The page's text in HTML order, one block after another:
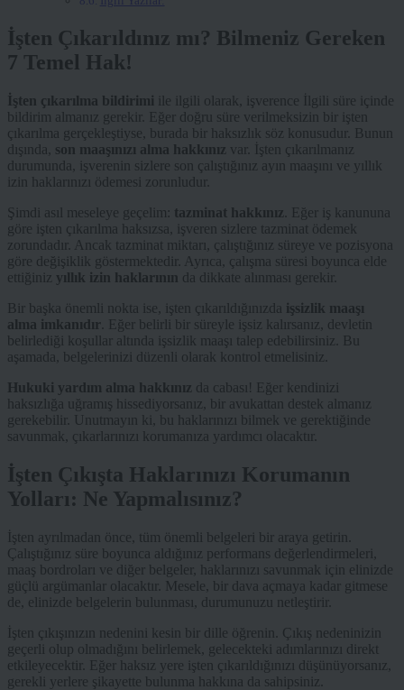
İşten Çıkarıldınız mı? Bilmeniz Gereken
7 Temel Hak!
İşten çıkarılma bildirimi ile ilgili olarak, işverence İlgili süre içinde
bildirim almanız gerekir. Eğer doğru süre verilmeksizin bir işten
çıkarılma gerçekleştiyse, burada bir haksızlık söz konusudur. Bunun
dışında, son maaşınızı alma hakkınız var. İşten çıkarılmanız
durumunda, işverenin sizlere son çalıştığınız ayın maaşını ve yıllık
izin haklarınızı ödemesi zorunludur.
Şimdi asıl meseleye geçelim: tazminat hakkınız . Eğer iş kanununa
göre işten çıkarılma haksızsa, işveren sizlere tazminat ödemek
zorundadır. Ancak tazminat miktarı, çalıştığınız süreye ve pozisyona
göre değişiklik göstermektedir. Ayrıca, çalışma süresi boyunca elde
ettiğiniz yıllık izin haklarının da dikkate alınması gerekir.
Bir başka önemli nokta ise, işten çıkarıldığınızda işsizlik maaşı
alma imkanıdır
. Eğer belirli bir süreyle işsiz kalırsanız, devletin
belirlediği koşullar altında işsizlik maaşı talep edebilirsiniz. Bu
aşamada, belgelerinizi düzenli olarak kontrol etmelisiniz.
Hukuki yardım alma hakkınız da cabası! Eğer kendinizi
haksızlığa uğramış hissediyorsanız, bir avukattan destek almanız
gerekebilir. Unutmayın ki, bu haklarınızı bilmek ve gerektiğinde
savunmak, çıkarlarınızı korumanıza yardımcı olacaktır.
İşten Çıkışta Haklarınızı Korumanın
Yolları: Ne Yapmalısınız?
İşten ayrılmadan önce, tüm önemli belgeleri bir araya getirin.
Çalıştığınız süre boyunca aldığınız performans değerlendirmeleri,
maaş bordroları ve diğer belgeler, haklarınızı savunmak için elinizde
güçlü argümanlar olacaktır. Mesele, bir dava açmaya kadar gitmese
de, elinizde belgelerin bulunması, durumunuzu netleştirir.
İşten çıkışınızın nedenini kesin bir dille öğrenin. Çıkış nedeninizin
geçerli olup olmadığını belirlemek, gelecekteki adımlarınızı direkt
etkileyecektir. Eğer haksız yere işten çıkarıldığınızı düşünüyorsanız,
gerekli yerlere şikayette bulunma hakkına da sahipsiniz.